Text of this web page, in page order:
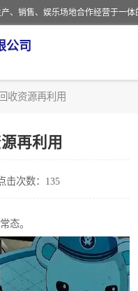
公司
收资源再利用
再利用
击次数：135
态。